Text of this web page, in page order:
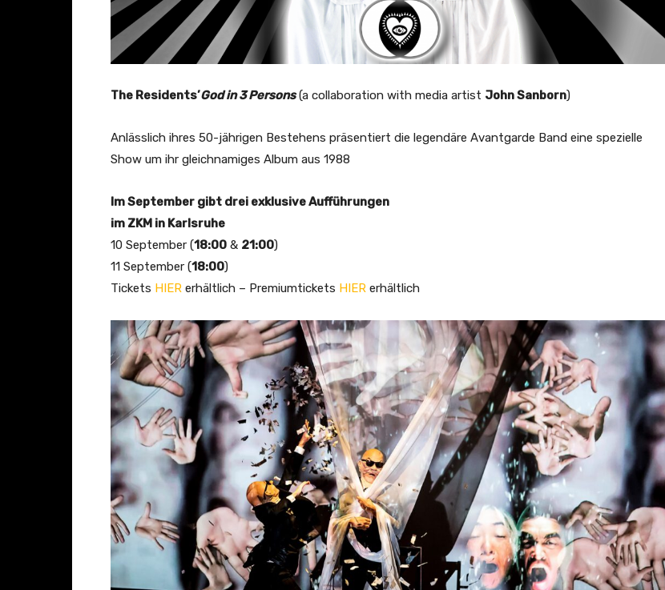
The Residents’God in 3 Persons(a collaboration with media artist John Sanborn)
Anlässlich ihres 50-jährigen Bestehens präsentiert die legendäre Avantgarde Band eine spezielle
Show um ihr gleichnamiges Album aus 1988
Im September gibt drei exklusive Aufführungen
im ZKM in Karlsruhe
10 September (18:00 & 21:00)
11 September (18:00)
Tickets HIER erhältlich – Premiumtickets HIER erhältlich